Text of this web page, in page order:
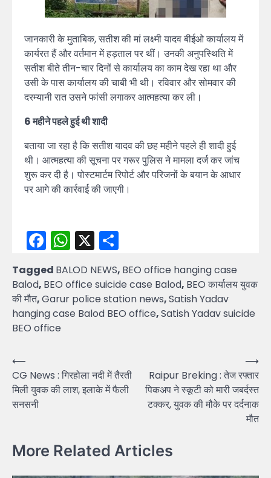
जानकारी के मुताबिक, सतीश की मां लक्ष्मी यादव बीईओ कार्यालय में
कार्यरत हैं और वर्तमान में हड़ताल पर थीं। उनकी अनुपस्थिति में
सतीश बीते तीन-चार दिनों से कार्यालय का काम देख रहा था और
उसी के पास कार्यालय की चाबी भी थी। रविवार और सोमवार की
दरम्यानी रात उसने फांसी लगाकर आत्महत्या कर ली।
6 महीने पहले हुई थी शादी
बताया जा रहा है कि सतीश यादव की छह महीने पहले ही शादी हुई
थी। आत्महत्या की सूचना पर गरूर पुलिस ने मामला दर्ज कर जांच
शुरू कर दी है। पोस्टमार्टम रिपोर्ट और परिजनों के बयान के आधार
पर आगे की कार्रवाई की जाएगी।
Facebook
WhatsApp
X
Tagged BALOD NEWS, BEO office hanging case
Balod, BEO office suicide case Balod, BEO कार्यालय युवक
की मौत,Garur police station news,Satish Yadav
hanging case Balod BEO office,Satish Yadav suicide
BEO office
Post
navigation
⟵
CG News : गिरहोला नदी में तैरती
मिली युवक की लाश, इलाके में फैली
सनसनी
Raipur Breking : तेज रफ्तार
पिकअप ने स्कूटी को मारी जबर्दस्त
टक्कर, युवक की मौके पर दर्दनाक
मौत
⟶
More Related Articles